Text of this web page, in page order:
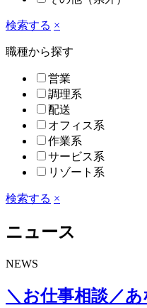
検索する ×
職種から探す
営業
調理系
配送
オフィス系
作業系
サービス系
リゾート系
検索する ×
ニュース
NEWS
＼お仕事相談／